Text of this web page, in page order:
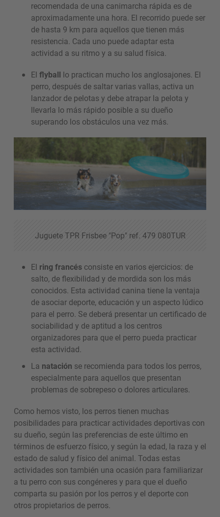
recomendada de una canimarcha rápida es de
aproximadamente una hora. El recorrido puede ser
de hasta 9 km para aquellos que tienen más
resistencia. Cada uno puede adaptar esta
actividad a su ritmo y a su salud física.
El flyball lo practican mucho los anglosajones. El
perro, después de saltar varias vallas, activa un
lanzador de pelotas y debe atrapar la pelota y
llevarla lo más rápido posible a su dueño
superando los obstáculos una vez más.
Juguete TPR Frisbee "Pop" ref. 479 080TUR
El ring francés consiste en varios ejercicios: de
salto, de flexibilidad y de mordida son los más
conocidos. Esta actividad canina tiene la ventaja
de asociar deporte, educación y un aspecto lúdico
para el perro. Se deberá presentar un certificado de
sociabilidad y de aptitud a los centros
organizadores para que el perro pueda practicar
esta actividad.
La natación se recomienda para todos los perros,
especialmente para aquellos que presentan
problemas de sobrepeso o dolores articulares.
Como hemos visto, los perros tienen muchas
posibilidades para practicar actividades deportivas con
su dueño, según las preferencias de este último en
términos de esfuerzo físico, y según la edad, la raza y el
estado de salud y físico del animal. Todas estas
actividades son también una ocasión para familiarizar
a tu perro con sus congéneres y para que el dueño
comparta su pasión por los perros y el deporte con
otros propietarios de perros.